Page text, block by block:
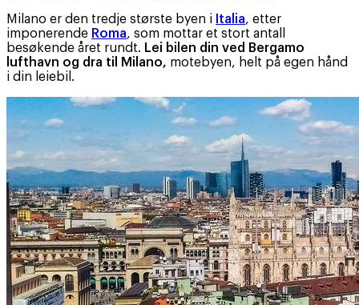
Milano er den tredje største byen i Italia, etter
imponerende Roma, som mottar et stort antall
besøkende året rundt. Lei bilen din ved Bergamo
lufthavn og dra til Milano, motebyen, helt på egen hånd
i din leiebil.